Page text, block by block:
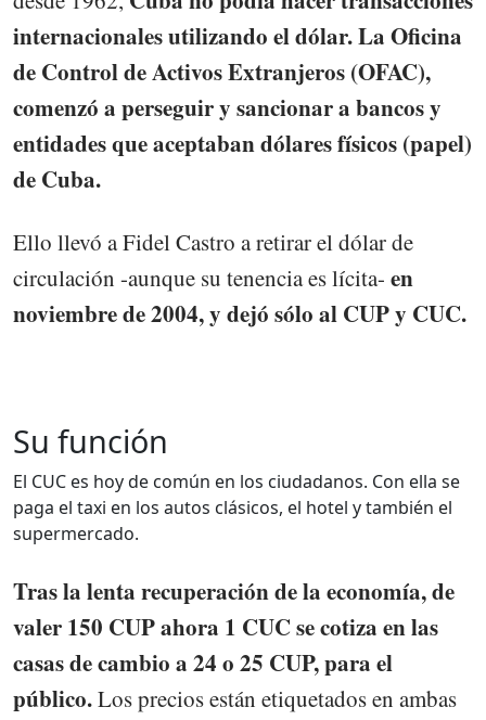
internacionales utilizando el dólar. La Oficina
de Control de Activos Extranjeros (OFAC),
comenzó a perseguir y sancionar a bancos y
entidades que aceptaban dólares físicos (papel)
de Cuba.
Ello llevó a Fidel Castro a retirar el dólar de
circulación -aunque su tenencia es lícita- en
noviembre de 2004, y dejó sólo al CUP y CUC.
Su función
El CUC es hoy de común en los ciudadanos. Con ella se
paga el taxi en los autos clásicos, el hotel y también el
supermercado.
Tras la lenta recuperación de la economía, de
valer 150 CUP ahora 1 CUC se cotiza en las
casas de cambio a 24 o 25 CUP, para el
público.Los precios están etiquetados en ambas